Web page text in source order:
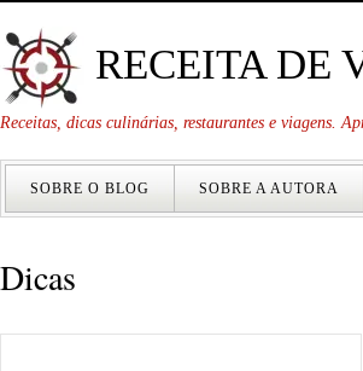
RECEITA DE
Receitas, dicas culinárias, restaurantes e viagens.
SOBRE O BLOG SOBRE A AUTORA
Dicas